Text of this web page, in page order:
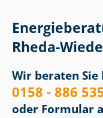
Rheda-
Wir beraten
0158 - 886
oder Formular